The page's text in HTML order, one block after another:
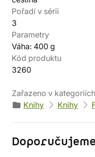
Pořadí v sérii
3
Parametry
Váha: 400 g
Kód produktu
3260
Zařazeno v kategoriích
Knihy
Knihy
Doporučujeme